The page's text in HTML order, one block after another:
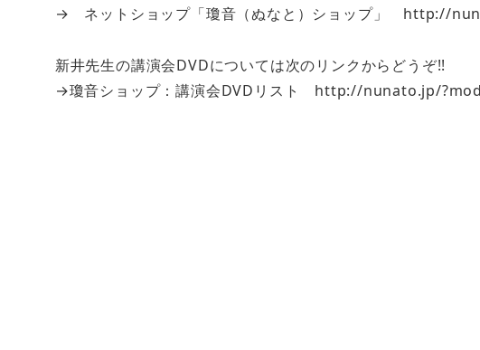
→ ネットショップ「瓊音（ぬなと）ショップ」 http://
新井先生の講演会DVDについては次のリンクからどうぞ!!
→瓊音ショップ：講演会DVDリスト http://nunato.jp/